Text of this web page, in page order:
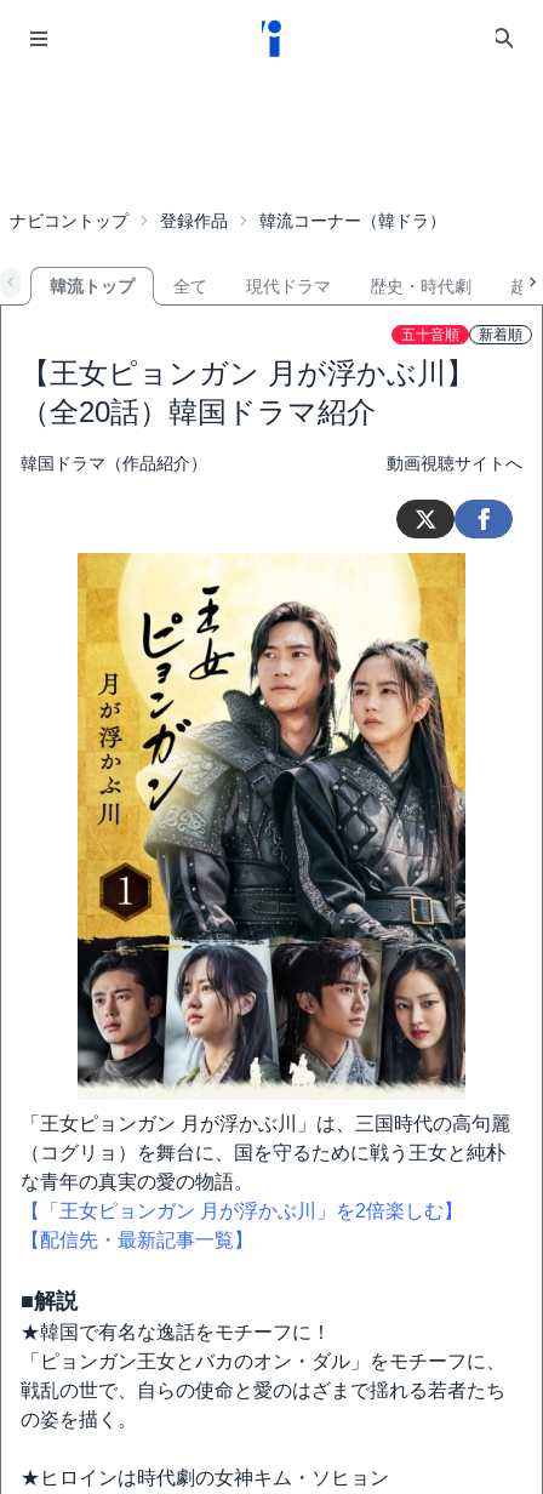
ナビコントップ 登録作品 韓流コーナー（韓ドラ）
韓流トップ 全て 現代ドラマ 歴史・時代劇 超
五十音順 新着順
【王女ピョンガン 月が浮かぶ川】
（全20話）韓国ドラマ紹介
韓国ドラマ（作品紹介） 動画視聴サイトへ
「王女ピョンガン 月が浮かぶ川」は、三国時代の高句麗
（コグリョ）を舞台に、国を守るために戦う王女と純朴
な青年の真実の愛の物語。
【「王女ピョンガン 月が浮かぶ川」を2倍楽しむ】
【配信先・最新記事一覧】
■解説
★韓国で有名な逸話をモチーフに！
「ピョンガン王女とバカのオン・ダル」をモチーフに、
戦乱の世で、自らの使命と愛のはざまで揺れる若者たち
の姿を描く。
★ヒロインは時代劇の女神キム・ソヒョン